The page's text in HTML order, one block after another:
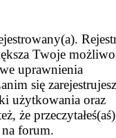
Twoje
uprawnienia
się
użytkowania oraz
że przeczytałeś(aś)
forum.